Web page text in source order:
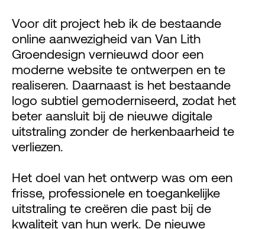
Voor dit project heb ik de bestaande
online aanwezigheid van Van Lith
Groendesign vernieuwd door een
moderne website te ontwerpen en te
realiseren. Daarnaast is het bestaande
logo subtiel gemoderniseerd, zodat het
beter aansluit bij de nieuwe digitale
uitstraling zonder de herkenbaarheid te
verliezen.
Het doel van het ontwerp was om een
frisse, professionele en toegankelijke
uitstraling te creëren die past bij de
kwaliteit van hun werk. De nieuwe